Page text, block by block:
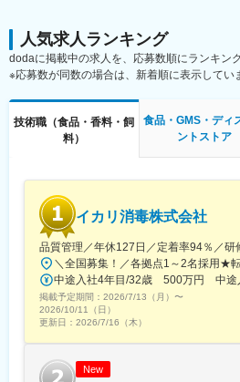
なります。
■キャリアパス
入社後は現場理解を深め、主任ク
ます。
人員管理や製造計画を担当。段階的
る評価体制です。
現場ではチーム連携を重視し、OJT
を据えて働き続けられる環境です。
変更の範囲：会社の定める業務
■求める人物像：
ゴディバの店舗では、大学生、短大
ど、幅広い年代の方が活躍していま
いる方、仕事にブランクのある方
子が好きなあなたのご応募をお待ち
変更の範囲：会社の定める業務
人気求人ランキング
dodaに掲載中の求人を、応募数順にランキン
※応募数が同数の場合は、新着順に表示してい
技術職（食品・香料・飼
料）
食品・GMS・ディ
ントストア
イカリ消毒株式会社
品質管理／年休127日／定着率94％／研
中途入社4年目/32歳 500万円 中途
掲載予定期間： 2026/7/13（月） 〜
2026/10/11（日）
更新日： 2026/7/16（木）
New